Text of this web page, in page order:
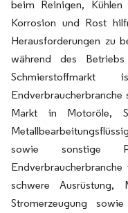
beim Reinigen,
Korrosion und Rost
Herausforderungen zu
während des
Markt in Motoröle,
sowie sonstige
schwere Ausrüstung,
Stromerzeugung